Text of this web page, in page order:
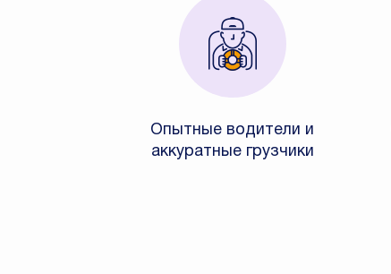
Опытные водители и
аккуратные грузчики